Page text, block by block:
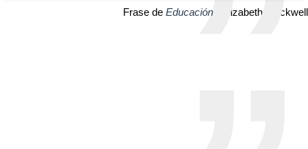
Frase de Educación | Elizabeth Blackwell